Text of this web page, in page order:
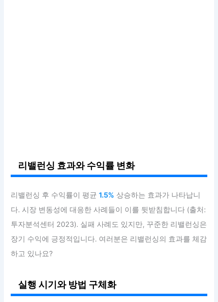
리밸런싱 효과와 수익률 변화
리밸런싱 후 수익률이 평균1.5% 상승하는 효과가 나타납니
다. 시장 변동성에 대응한 사례들이 이를 뒷받침합니다 (출처:
투자분석센터 2023). 실패 사례도 있지만, 꾸준한 리밸런싱은
장기 수익에 긍정적입니다. 여러분은 리밸런싱의 효과를 체감
하고 있나요?
실행 시기와 방법 구체화